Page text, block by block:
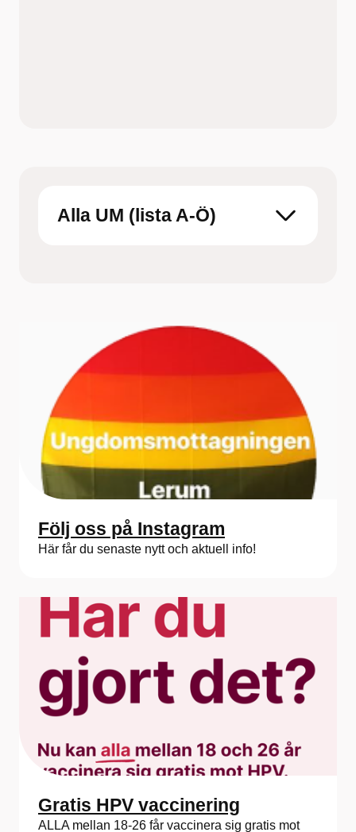
Alla UM (lista A-Ö)
Följ oss på Instagram
Här får du senaste nytt och aktuell info!
Gratis HPV vaccinering
ALLA mellan 18-26 får vaccinera sig gratis mot